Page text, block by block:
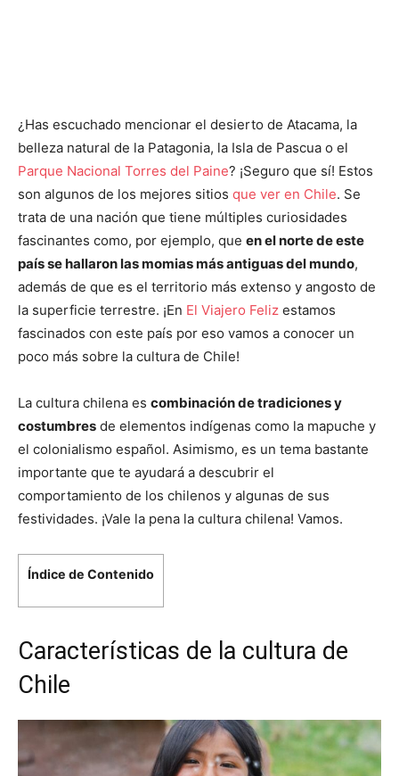
¿Has escuchado mencionar el desierto de Atacama, la
belleza natural de la Patagonia, la Isla de Pascua o el
Parque Nacional Torres del Paine? ¡Seguro que sí! Estos
son algunos de los mejores sitios que ver en Chile. Se
trata de una nación que tiene múltiples curiosidades
fascinantes como, por ejemplo, que en el norte de este
país se hallaron las momias más antiguas del mundo,
además de que es el territorio más extenso y angosto de
la superficie terrestre. ¡En El Viajero Feliz estamos
fascinados con este país por eso vamos a conocer un
poco más sobre la cultura de Chile!
La cultura chilena es combinación de tradiciones y
costumbres de elementos indígenas como la mapuche y
el colonialismo español. Asimismo, es un tema bastante
importante que te ayudará a descubrir el
comportamiento de los chilenos y algunas de sus
festividades. ¡Vale la pena la cultura chilena! Vamos.
Índice de Contenido
Características de la cultura de
Chile